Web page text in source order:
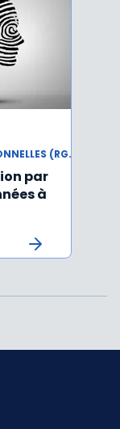
PROTECTION DES DONNÉES PERSONNELLES (RGPD)
par
à